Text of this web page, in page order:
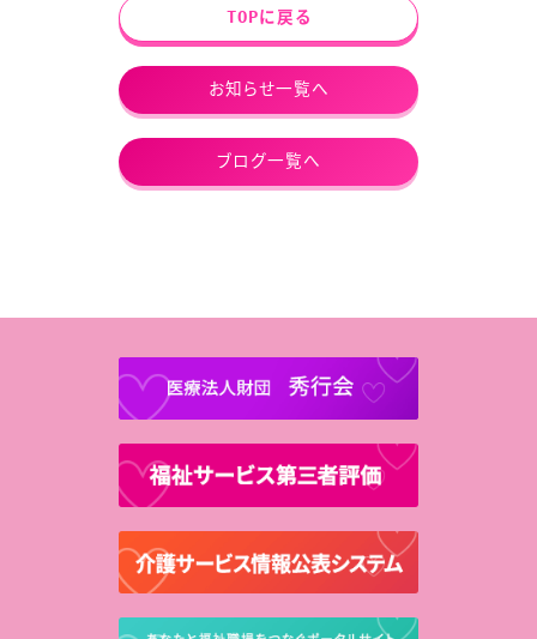
TOPに戻る
お知らせ一覧へ
ブログ一覧へ